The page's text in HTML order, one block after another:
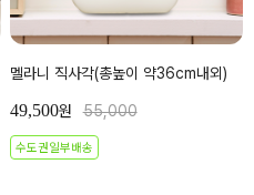
멜라니 직사각(총높이 약36cm내외)
49,500원 55,000
수도권일부배송